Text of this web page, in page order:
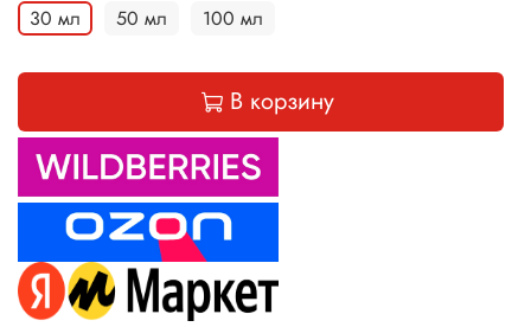
30 мл 50 мл 100 мл
В корзину